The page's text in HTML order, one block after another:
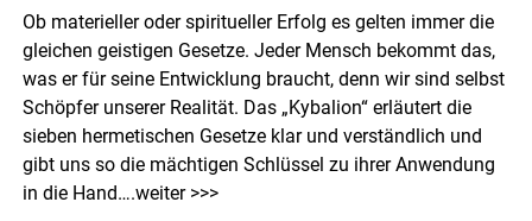
Ob materieller oder spiritueller Erfolg es gelten immer die
gleichen geistigen Gesetze. Jeder Mensch bekommt das,
was er für seine Entwicklung braucht, denn wir sind selbst
Schöpfer unserer Realität. Das „Kybalion“ erläutert die
sieben hermetischen Gesetze klar und verständlich und
gibt uns so die mächtigen Schlüssel zu ihrer Anwendung
in die Hand….weiter >>>